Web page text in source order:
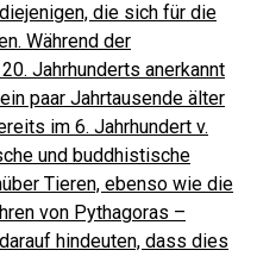
die sich für die
Während der
Jahrhunderts anerkannt
paar Jahrtausende älter
im 6. Jahrhundert v.
und buddhistische
Tieren, ebenso wie die
von Pythagoras –
hindeuten, dass dies